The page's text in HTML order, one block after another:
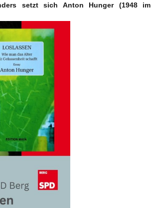
setzt sich Anton Hunger (1948 im